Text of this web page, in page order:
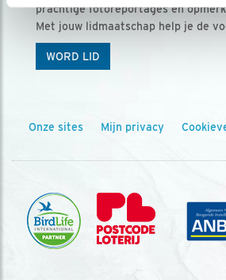
prachtige fotoreportages en
Met jouw lidmaatschap help je de
WORD LID
Onze sites Mijn privacy